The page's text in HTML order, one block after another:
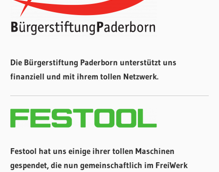
Die Bürgerstiftung Paderborn unterstützt uns
finanziell und mit ihrem tollen Netzwerk.
Festool hat uns einige ihrer tollen Maschinen
gespendet, die nun gemeinschaftlich im FreiWerk